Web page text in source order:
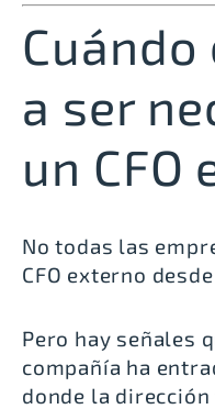
Cuándo
a ser
un CFO
No todas las
CFO externo
Pero hay señales
compañía ha
donde la